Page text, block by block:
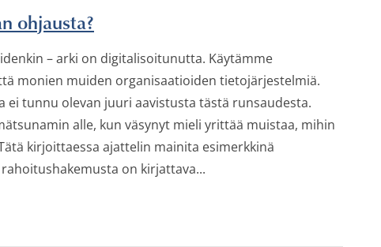
ohjausta?
– arki on digitalisoitunutta. Käytämme
monien muiden organisaatioiden tietojärjestelmiä.
tunnu olevan juuri aavistusta tästä runsaudesta.
alle, kun väsynyt mieli yrittää muistaa, mihin
kirjoittaessa ajattelin mainita esimerkkinä
on kirjattava...